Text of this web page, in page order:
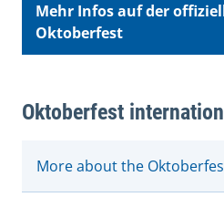
Mehr Infos auf der
Oktoberfest
Oktoberfest
More about the